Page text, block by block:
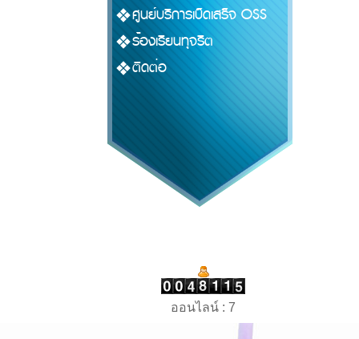
ศูนย์บริการเบ็ดเสร็จ OSS
ร้องเรียนทุจริต
ติดต่อ
ออนไลน์ : 7